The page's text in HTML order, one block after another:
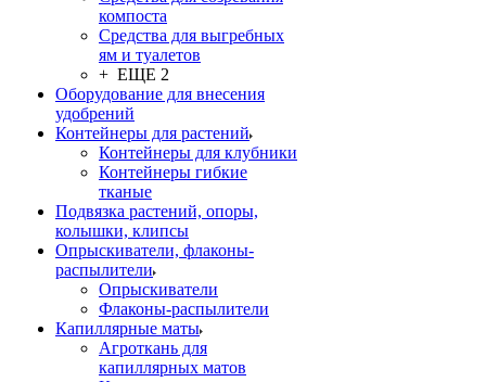
компоста
Средства для выгребных
ям и туалетов
+ ЕЩЕ 2
Оборудование для внесения
удобрений
Контейнеры для растений
Контейнеры для клубники
Контейнеры гибкие
тканые
Подвязка растений, опоры,
колышки, клипсы
Опрыскиватели, флаконы-
распылители
Опрыскиватели
Флаконы-распылители
Капиллярные маты
Агроткань для
капиллярных матов